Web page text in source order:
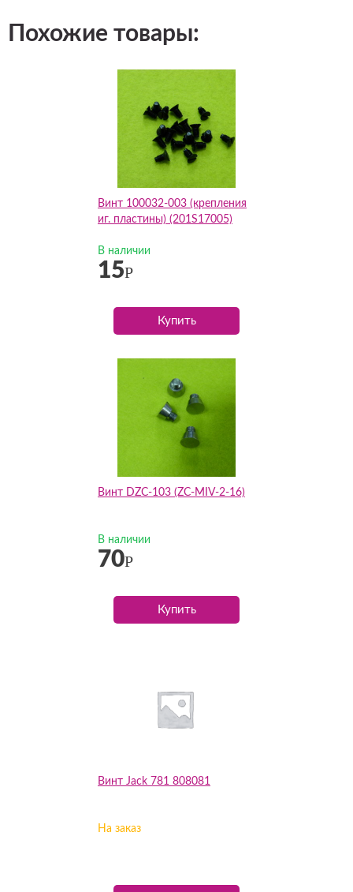
Похожие товары:
Винт 100032-003 (крепления
иг. пластины) (201S17005)
В наличии
15Р
Купить
Винт DZC-103 (ZC-MIV-2-16)
В наличии
70Р
Купить
Винт Jack 781 808081
На заказ